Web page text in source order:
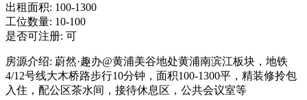
出租面积: 100-1300
工位数量: 10-100
是否可注册: 可
房源介绍: 蔚然·趣办@黄浦美谷地处黄浦南滨江板块，地铁
4/12号线大木桥路步行10分钟，面积100-1300平，精装修拎包
入住，配公区茶水间，接待休息区，公共会议室等